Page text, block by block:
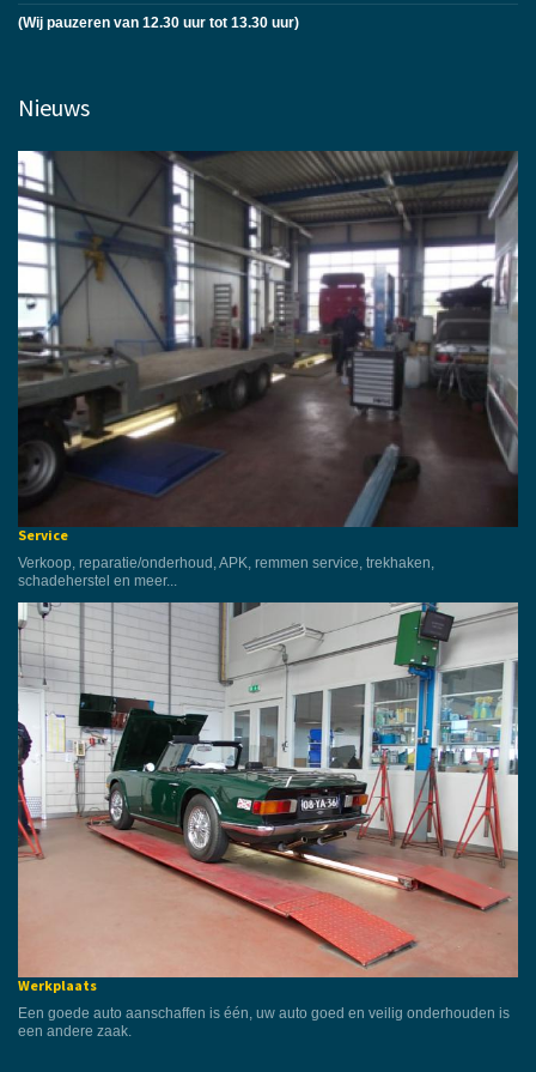
(Wij pauzeren van 12.30 uur tot 13.30 uur)
Nieuws
Service
Verkoop, reparatie/onderhoud, APK, remmen service, trekhaken,
schadeherstel en meer...
Werkplaats
Een goede auto aanschaffen is één, uw auto goed en veilig onderhouden is
een andere zaak.